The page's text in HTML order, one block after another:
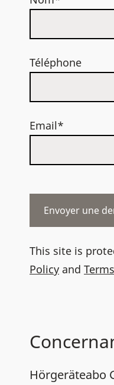
Téléphone
Email*
This site is
Policy and
Hörgeräteabo